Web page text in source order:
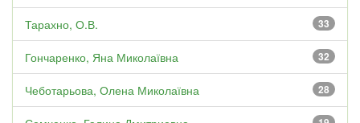
33
Тарахно, О.В.
32
Гончаренко, Яна Миколаївна
28
Чеботарьова, Олена Миколаївна